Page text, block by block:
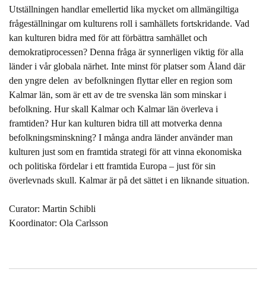
Utställningen handlar emellertid lika mycket om allmängiltiga
frågeställningar om kulturens roll i samhällets fortskridande. Vad
kan kulturen bidra med för att förbättra samhället och
demokratiprocessen? Denna fråga är synnerligen viktig för alla
länder i vår globala närhet. Inte minst för platser som Åland där
den yngre delen av befolkningen flyttar eller en region som
Kalmar län, som är ett av de tre svenska län som minskar i
befolkning. Hur skall Kalmar och Kalmar län överleva i
framtiden? Hur kan kulturen bidra till att motverka denna
befolkningsminskning? I många andra länder använder man
kulturen just som en framtida strategi för att vinna ekonomiska
och politiska fördelar i ett framtida Europa – just för sin
överlevnads skull. Kalmar är på det sättet i en liknande situation.
Curator: Martin Schibli
Koordinator: Ola Carlsson